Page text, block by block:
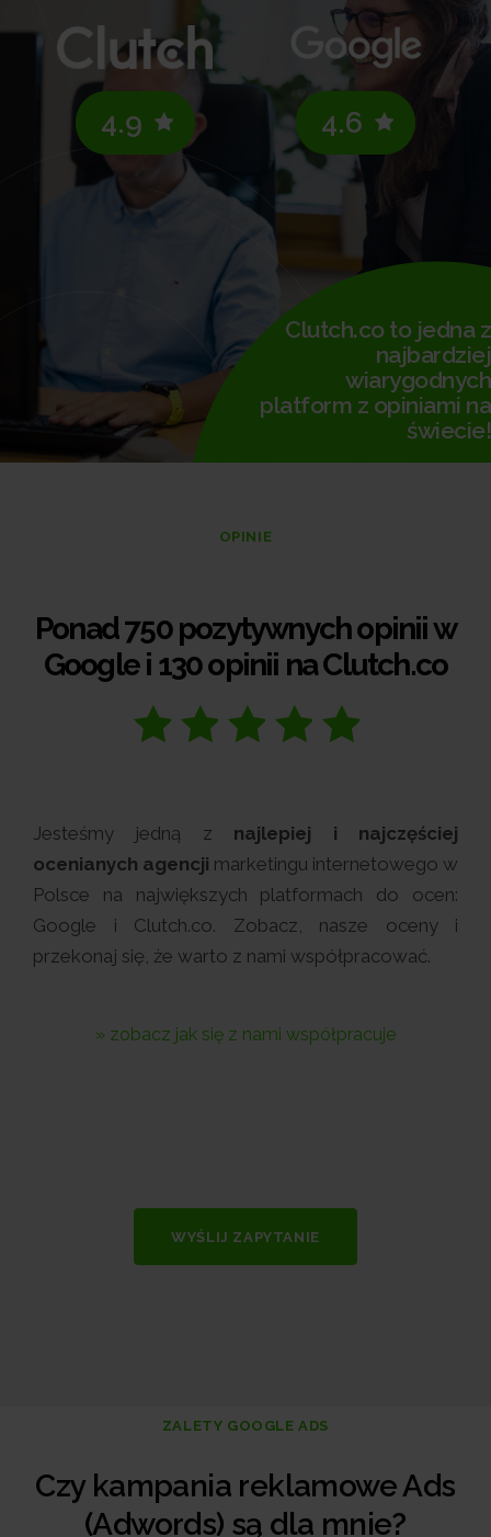
4.9 4.6
Clutch.co to jedna z
najbardziej
wiarygodnych
platform z opiniami na
świecie!
OPINIE
Ponad 750 pozytywnych opinii w
Google i 130 opinii na Clutch.co
Jesteśmy jedną z najlepiej i najczęściej
ocenianych agencji marketingu internetowego w
Polsce na największych platformach do ocen:
Google i Clutch.co. Zobacz, nasze oceny i
przekonaj się, że warto z nami współpracować.
» zobacz jak się z nami współpracuje
WYŚLIJ ZAPYTANIE
ZALETY GOOGLE ADS
Czy kampania reklamowe Ads
(Adwords) są dla mnie?